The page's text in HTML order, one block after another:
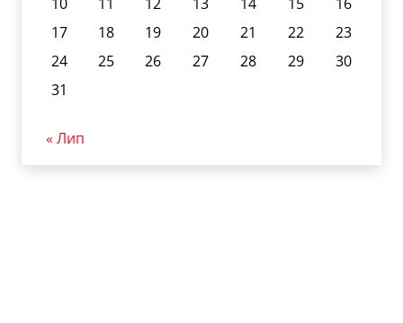
17
18 19 20 21 22
23
24
25 26 27 28 29
30
31
« Лип